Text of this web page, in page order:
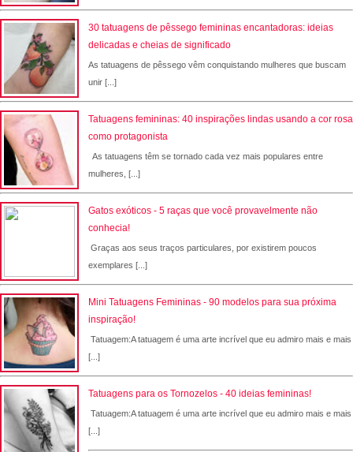
30 tatuagens de pêssego femininas encantadoras: ideias
delicadas e cheias de significado
As tatuagens de pêssego vêm conquistando mulheres que buscam
unir [...]
Tatuagens femininas: 40 inspirações lindas usando a cor rosa
como protagonista
As tatuagens têm se tornado cada vez mais populares entre
mulheres, [...]
Gatos exóticos - 5 raças que você provavelmente não
conhecia!
Graças aos seus traços particulares, por existirem poucos
exemplares [...]
Mini Tatuagens Femininas - 90 modelos para sua próxima
inspiração!
Tatuagem:A tatuagem é uma arte incrível que eu admiro mais e mais
[...]
Tatuagens para os Tornozelos - 40 ideias femininas!
Tatuagem:A tatuagem é uma arte incrível que eu admiro mais e mais
[...]